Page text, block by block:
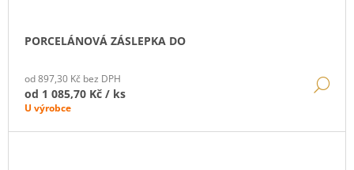
PORCELÁNOVÁ ZÁSLEPKA DO
od 897,30 Kč bez DPH
od 1 085,70 Kč / ks
U výrobce